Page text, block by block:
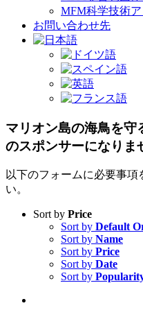
MFM科学技術
お問い合わせ先
マリオン島の海鳥を守
のスポンサーになりま
以下のフォームに必要事項
い。
Sort by Price
Sort by Default
Sort by Name
Sort by Price
Sort by Date
Sort by